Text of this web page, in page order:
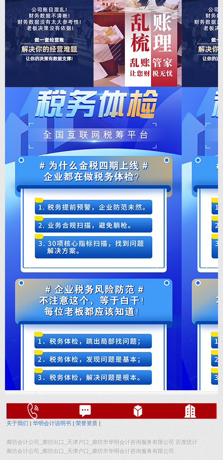
关于我们 华明会计说明书 荣誉资质
廊坊会计公司_廊坊出口_天津户口_廊坊市华明会计咨询服务有限公司 百度统计
廊坊会计公司_廊坊出口_天津户口_廊坊市华明会计咨询服务有限公司